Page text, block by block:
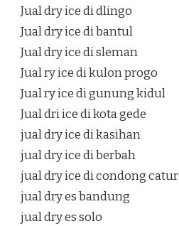
Jual dry ice di dlingo
Jual dry ice di bantul
Jual dry ice di sleman
Jual ry ice di kulon progo
Jual ry ice di gunung kidul
Jual dri ice di kota gede
jual dry ice di kasihan
jual dry ice di berbah
jual dry ice di condong catur
jual dry es bandung
jual dry es solo